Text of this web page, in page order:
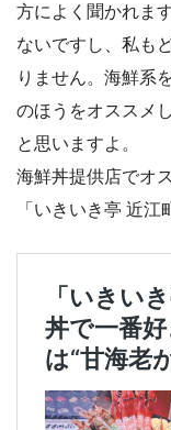
方によく聞かれま
ないですし、私も
りません。海鮮系
のほうをオススメ
と思いますよ。
海鮮丼提供店でオ
「いきいき亭 近江